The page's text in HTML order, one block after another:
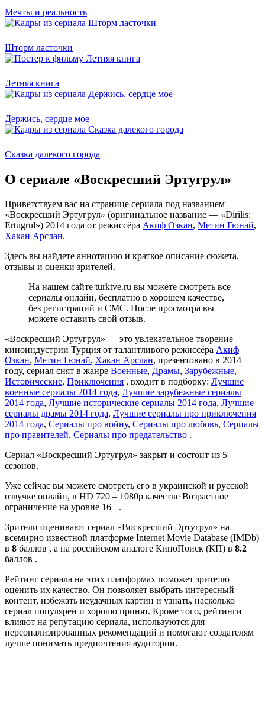
Мечты и реальность
Шторм ласточки
Летняя книга
Держись, сердце мое
Сказка далекого города
О сериале «Воскресший Эртугрул»
Приветствуем вас на странице сериала под названием
«Воскресший Эртугрул» (оригинальное название — «Dirilis:
Ertugrul») 2014 года от режиссёра Акиф Озкан, Метин Гюнай,
Хакан Арслан.
Здесь вы найдете аннотацию и краткое описание сюжета,
отзывы и оценки зрителей.
На нашем сайте turktve.ru вы можете смотреть все
сериалы онлайн, бесплатно в хорошем качестве,
без регистраций и СМС. После просмотра вы
можете оставить свой отзыв.
«Воскресший Эртугрул» — это увлекательное творение
киноиндустрии Турция от талантливого режиссёра Акиф
Озкан, Метин Гюнай, Хакан Арслан, презентовано в 2014
году, сериал снят в жанре Военные, Драмы, Зарубежные,
Исторические, Приключения , входит в подборку: Лучшие
военные сериалы 2014 года, Лучшие зарубежные сериалы
2014 года, Лучшие исторические сериалы 2014 года, Лучшие
сериалы драмы 2014 года, Лучшие сериалы про приключения
2014 года, Сериалы про войну, Сериалы про любовь, Сериалы
про правителей, Сериалы про предательство .
Сериал «Воскресший Эртугрул» закрыт и состоит из 5
сезонов.
Уже сейчас вы можете смотреть его в украинской и русской
озвучке онлайн, в HD 720 – 1080p качестве Возрастное
ограничение на уровне 16+ .
Зрители оценивают сериал «Воскресший Эртугрул» на
всемирно известной платформе Internet Movie Database (IMDb)
в 8 баллов , а на российском аналоге КиноПоиск (КП) в 8.2
баллов .
Рейтинг сериала на этих платформах поможет зрителю
оценить их качество. Он позволяет выбрать интересный
контент, избежать неудачных картин и узнать, насколько
сериал популярен и хорошо принят. Кроме того, рейтинги
влияют на репутацию сериала, используются для
персонализированных рекомендаций и помогают создателям
лучше понимать предпочтения аудитории.